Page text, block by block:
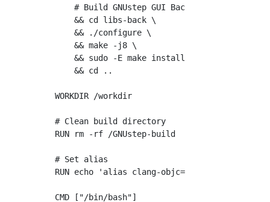
    # Build GNUstep GUI Backend
    && cd libs-back \
    && ./configure \
    && make -j8 \
    && sudo -E make install \
    && cd ..
WORKDIR /workdir
# Clean build directory
RUN rm -rf /GNUstep-build
# Set alias
RUN echo 'alias clang-objc="\${CC}